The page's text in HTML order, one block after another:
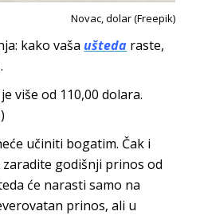
Novac, dolar (Freepik)
kako vaša ušteda raste,
više od 110,00 dolara.
učiniti bogatim. Čak i
godišnji prinos od
će narasti samo na
prinos, ali u